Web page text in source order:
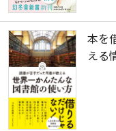
本を
える